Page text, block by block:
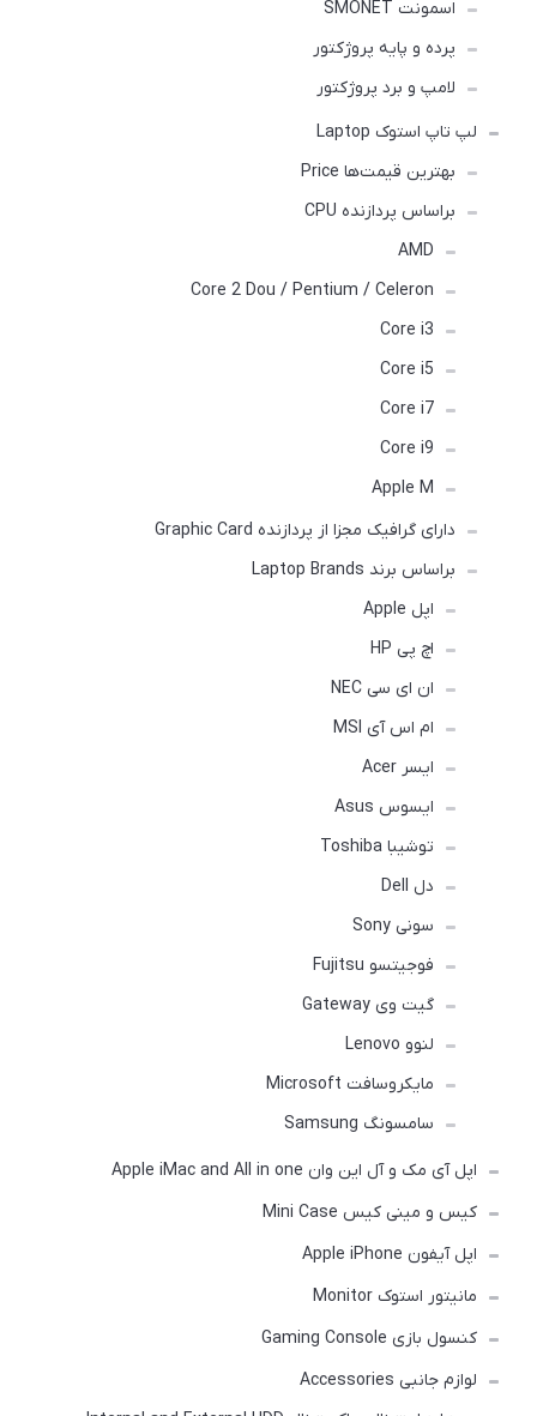
اسمونت SMONET
پرده و پایه پروژکتور
لامپ و برد پروژکتور
لپ تاپ استوک Laptop
بهترین قیمت‌ها Price
براساس پردازنده CPU
AMD
Core 2 Dou / Pentium / Celeron
Core i3
Core i5
Core i7
Core i9
Apple M
دارای گرافیک مجزا از پردازنده Graphic Card
براساس برند Laptop Brands
اپل Apple
اچ پی HP
ان ای سی NEC
ام اس آی MSI
ایسر Acer
ایسوس Asus
توشیبا Toshiba
دل Dell
سونی Sony
فوجیتسو Fujitsu
گیت وی Gateway
لنوو Lenovo
مایکروسافت Microsoft
سامسونگ Samsung
اپل آی مک و آل این وان Apple iMac and All in one
کیس و مینی کیس Mini Case
اپل آیفون Apple iPhone
مانیتور استوک Monitor
کنسول بازی Gaming Console
لوازم جانبی Accessories